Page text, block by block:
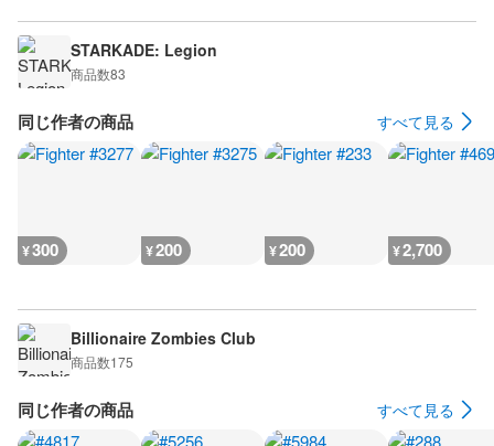
STARKADE: Legion
商品数83
同じ作者の商品 すべて見る
¥300 ¥200 ¥200 ¥2,700
Billionaire Zombies Club
商品数175
同じ作者の商品 すべて見る